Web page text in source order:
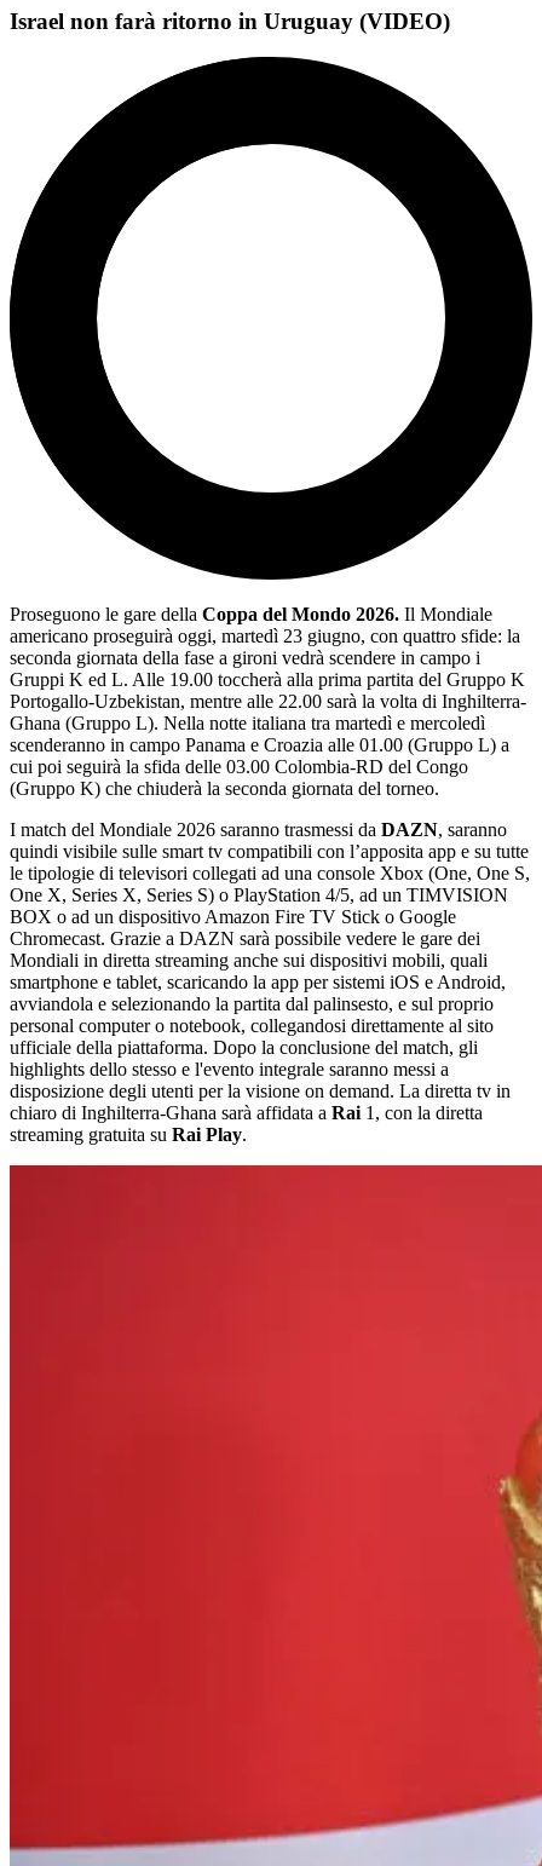
Israel non farà ritorno in Uruguay (VIDEO)
Proseguono le gare della Coppa del Mondo 2026. Il Mondiale
americano proseguirà oggi, martedì 23 giugno, con quattro sfide: la
seconda giornata della fase a gironi vedrà scendere in campo i
Gruppi K ed L. Alle 19.00 toccherà alla prima partita del Gruppo K
Portogallo-Uzbekistan, mentre alle 22.00 sarà la volta di Inghilterra-
Ghana (Gruppo L). Nella notte italiana tra martedì e mercoledì
scenderanno in campo Panama e Croazia alle 01.00 (Gruppo L) a
cui poi seguirà la sfida delle 03.00 Colombia-RD del Congo
(Gruppo K) che chiuderà la seconda giornata del torneo.
I match del Mondiale 2026 saranno trasmessi da DAZN, saranno
quindi visibile sulle smart tv compatibili con l’apposita app e su tutte
le tipologie di televisori collegati ad una console Xbox (One, One S,
One X, Series X, Series S) o PlayStation 4/5, ad un TIMVISION
BOX o ad un dispositivo Amazon Fire TV Stick o Google
Chromecast. Grazie a DAZN sarà possibile vedere le gare dei
Mondiali in diretta streaming anche sui dispositivi mobili, quali
smartphone e tablet, scaricando la app per sistemi iOS e Android,
avviandola e selezionando la partita dal palinsesto, e sul proprio
personal computer o notebook, collegandosi direttamente al sito
ufficiale della piattaforma. Dopo la conclusione del match, gli
highlights dello stesso e l'evento integrale saranno messi a
disposizione degli utenti per la visione on demand. La diretta tv in
chiaro di Inghilterra-Ghana sarà affidata a Rai 1, con la diretta
streaming gratuita su Rai Play.